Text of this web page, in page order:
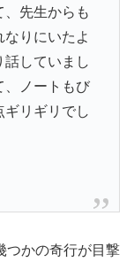
先生からも
りにいたよ
話していまし
、ノートもび
ギリギリでし
つかの奇行が目撃